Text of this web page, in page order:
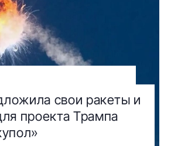
свои ракеты и
проекта Трампа